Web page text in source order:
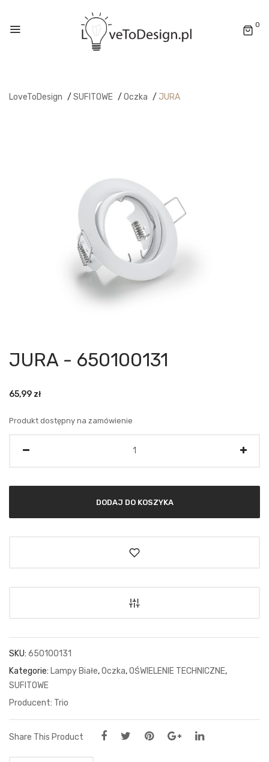
0
LoveToDesign / SUFITOWE / Oczka / JURA
JURA - 650100131
65,99 zł
Produkt dostępny na zamówienie
DODAJ DO KOSZYKA
SKU: 650100131
Kategorie: Lampy Białe,Oczka,OŚWIELENIE TECHNICZNE,
SUFITOWE
Trio
Share This Product